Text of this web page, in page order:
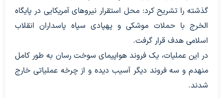
گذشته را تشریح کرد: محل استقرار نیروهای آمریکایی در پایگاه
الخرج با حملات موشکی و پهپادی سپاه پاسداران انقلاب
اسلامی هدف قرار گرفت.
در این عملیات، یک فروند هواپیمای سوخت رسان به طور کامل
منهدم و سه فروند دیگر آسیب دیده و از چرخه عملیاتی خارج
شدند.